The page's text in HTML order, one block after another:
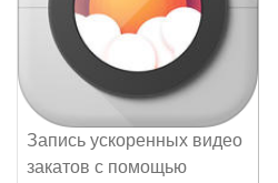
Запись ускоренных видео
закатов с помощью